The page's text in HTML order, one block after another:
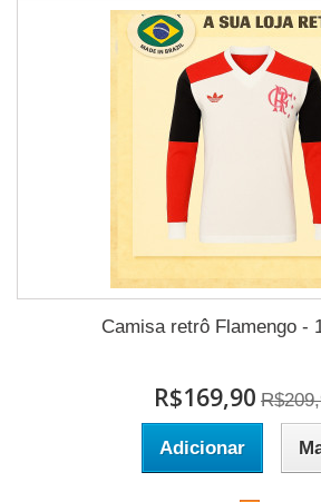
Camisa retrô Flamengo -
R$169,90
Adicionar